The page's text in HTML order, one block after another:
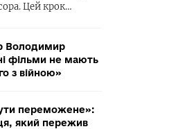
Цей крок…
Володимир
фільми не мають
з війною»
переможене»:
який пережив